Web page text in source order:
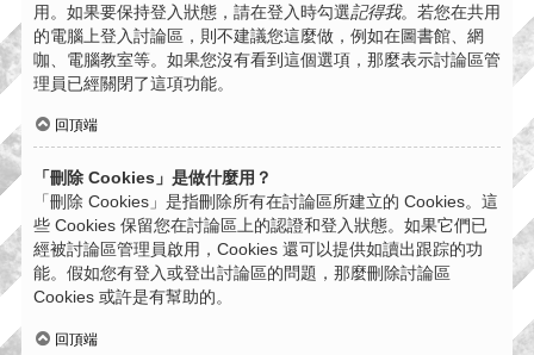
用。如果要保持登入狀態，請在登入時勾選記得我。若您在共用
的電腦上登入討論區，則不建議您這麼做，例如在圖書館、網
咖、電腦教室等。如果您沒有看到這個選項，那麼表示討論區管
理員已經關閉了這項功能。
回頂端
「刪除 Cookies」是做什麼用？
「刪除 Cookies」是指刪除所有在討論區所建立的 Cookies。這
些 Cookies 保留您在討論區上的認證和登入狀態。如果它們已
經被討論區管理員啟用，Cookies 還可以提供如讀出跟踪的功
能。假如您有登入或登出討論區的問題，那麼刪除討論區
Cookies 或許是有幫助的。
回頂端